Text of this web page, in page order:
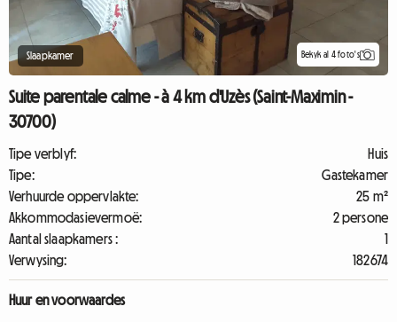
Slaapkamer Bekyk al 4 foto's
Suite parentale calme - à 4 km d'Uzès (Saint-Maximin -
30700)
Tipe verblyf:
Huis
Tipe:
Gastekamer
Verhuurde oppervlakte:
25 m²
Akkommodasievermoë:
2 persone
Aantal slaapkamers :
1
Verwysing:
182674
Huur en voorwaardes